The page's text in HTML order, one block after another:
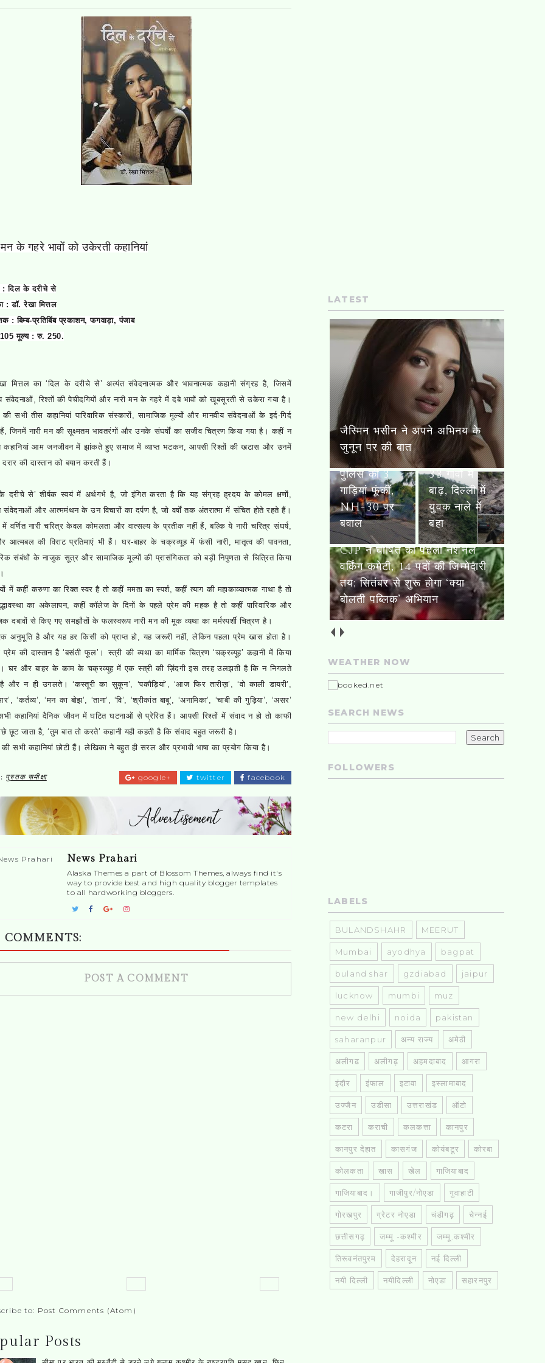
मन के गहरे भावों को उकेरती कहानियां
: दिल के दरीचे से
: डॉ. रेखा मित्तल
: बिम्ब-प्रतिबिंब प्रकाशन, फगवाड़ा, पंजाब
मूल्य : रु. 250.
मित्तल का ‘दिल के दरीचे से’ अत्यंत संवेदनात्मक और भावनात्मक कहानी संग्रह है, जिसमें
संवेदनाओं, रिश्तों की पेचीदगियों और नारी मन के गहरे में दबे भावों को खूबसूरती से उकेरा गया है।
सभी तीस कहानियां पारिवारिक संस्कारों, सामाजिक मूल्यों और मानवीय संवेदनाओं के इर्द-गिर्द
जिनमें नारी मन की सूक्ष्मतम भावतरंगों और उनके संघर्षों का सजीव चित्रण किया गया है। कहीं न
कहानियां आम जनजीवन में झांकते हुए समाज में व्याप्त भटकन, आपसी रिश्तों की खटास और उनमें
दरार की दास्तान को बयान करती हैं।
दरीचे से’ शीर्षक स्वयं में अर्थगर्भ है, जो इंगित करता है कि यह संग्रह ह्रदय के कोमल क्षणों,
और आत्ममंथन के उन विचारों का दर्पण है, जो वर्षों तक अंतरात्मा में संचित होते रहते हैं।
वर्णित नारी चरित्र केवल कोमलता और वात्सल्य के प्रतीक नहीं हैं, बल्कि ये नारी चरित्र संघर्ष,
आत्मबल की विराट प्रतिमाएं भी हैं। घर-बाहर के चक्रव्यूह में फंसी नारी, मातृत्व की पावनता,
संबंधों के नाजुक सूत्र और सामाजिक मूल्यों की प्रासंगिकता को बड़ी निपुणता से चित्रित किया
में कहीं करुणा का रिक्त स्वर है तो कहीं ममता का स्पर्श, कहीं त्याग की महाकाव्यात्मक गाथा है तो
का अकेलापन, कहीं कॉलेज के दिनों के पहले प्रेम की महक है तो कहीं पारिवारिक और
दबावों से किए गए समझौतों के फलस्वरूप नारी मन की मूक व्यथा का मर्मस्पर्शी चित्रण है।
अनुभूति है और यह हर किसी को प्राप्त हो, यह जरूरी नहीं, लेकिन पहला प्रेम खास होता है।
प्रेम की दास्तान है ‘बसंती फूल’। स्त्री की व्यथा का मार्मिक चित्रण ‘चक्रव्यूह’ कहानी में किया
घर और बाहर के काम के चक्रव्यूह में एक स्त्री की ज़िंदगी इस तरह उलझती है कि न निगलते
और न ही उगलते। ‘कस्तूरी का सुकून’, ‘पकौड़ियां’, ‘आज फिर तारीख़’, ‘वो काली डायरी’,
‘कर्तव्य’, ‘मन का बोझ’, ‘ताना’, ‘वि’, ‘श्रीकांत बाबू’, ‘अनामिका’, ‘चाबी की गुड़िया’, ‘असर’
कहानियां दैनिक जीवन में घटित घटनाओं से प्रेरित हैं। आपसी रिश्तों में संवाद न हो तो काफी
छूट जाता है, ‘तुम बात तो करते’ कहानी यही कहती है कि संवाद बहुत जरूरी है।
सभी कहानियां छोटी हैं। लेखिका ने बहुत ही सरल और प्रभावी भाषा का प्रयोग किया है।
पुस्तक समीक्षा facebook
twitter
google+
News Prahari
Alaska Themes a part of Blossom Themes, always find it's
way to provide best and high quality blogger templates
to all hardworking bloggers.
COMMENTS:
POST A COMMENT
to: Post Comments (Atom)
Posts
LATEST
पटना में बस ने युवक को कुचला,
मौत के बाद भड़की भीड़; बस और
पुलिस की 3 गाड़ियां फूंकीं, NH-30
पर बवाल
उत्तराखंड में 6
नदियां उफान
पर, बद्रीनाथ-
गंगोत्री-
यमुनोत्री हाईवे
बंद; यूपी के
33 गांवों में
बाढ़, दिल्ली में
युवक नाले में
बहा
CJP ने घोषित
की पहली
नेशनल वर्किंग
कमेटी, 14
पदों की
जिम्मेदारी तय;
सितंबर से शुरू
होगा ‘क्या
बोलती पब्लिक’
अभियान
यमन और सऊदी अरब पर हूती
हमले का दावा, यमन में 58 सैनिकों
की मौत; सऊदी में 11 घायल
WEATHER NOW
SEARCH NEWS
FOLLOWERS
LABELS
BULANDSHAHR MEERUT
Mumbai ayodhya bagpat
buland shar gzdiabad jaipur
lucknow mumbi muz
new delhi noida pakistan
saharanpur अन्य राज्य अमेठी
अलीगढ अलीगढ़ अहमदाबाद आगरा
इंदौर इंफाल इटावा इस्लामाबाद
उज्जैन उडीसा उत्तराखंड ऑटो
कटरा कराची कलकत्ता कानपुर
कानपुर देहात कासगंज कोयंबटूर कोरबा
कोलकता खास खेल गाजियाबाद
गाजियाबाद। गाजीपुर/नोएडा गुवाहाटी
गोरखपुर ग्रेटर नोएडा चंडीगढ़ चेन्नई
छत्तीसगढ़ जम्मू -कश्मीर जम्मू.कश्मीर
तिरूवनंतपुरम देहरादून नई दिल्ली
नयी दिल्ली नयीदिल्ली नोएडा सहारनपुर